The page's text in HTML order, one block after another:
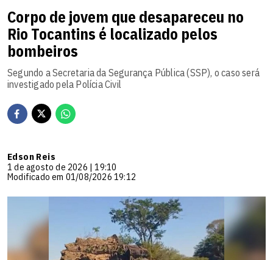
Corpo de jovem que desapareceu no
Rio Tocantins é localizado pelos
bombeiros
Segundo a Secretaria da Segurança Pública (SSP), o caso será
investigado pela Polícia Civil
Edson Reis
1 de agosto de 2026 | 19:10
Modificado em 01/08/2026 19:12